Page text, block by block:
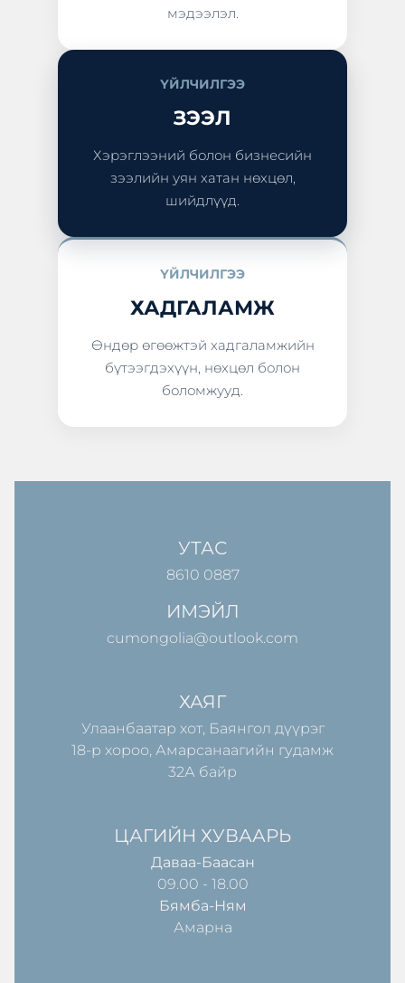
мэдээлэл.
ҮЙЛЧИЛГЭЭ
ЗЭЭЛ
Хэрэглээний болон бизнесийн
зээлийн уян хатан нөхцөл,
шийдлүүд.
ҮЙЛЧИЛГЭЭ
ХАДГАЛАМЖ
Өндөр өгөөжтэй хадгаламжийн
бүтээгдэхүүн, нөхцөл болон
боломжууд.
УТАС
8610 0887
ИМЭЙЛ
cumongolia@outlook.com
ХАЯГ
Улаанбаатар хот, Баянгол дүүрэг
18-р хороо, Амарсанаагийн гудамж
32А байр
ЦАГИЙН ХУВААРЬ
Даваа-Баасан
09.00 - 18.00
Бямба-Ням
Амарна